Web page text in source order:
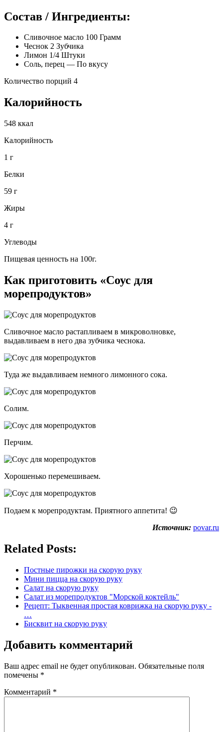
Состав / Ингредиенты:
Сливочное масло 100 Грамм
Чеснок 2 Зубчика
Лимон 1/4 Штуки
Соль, перец — По вкусу
Количество порций 4
Калорийность
548 ккал
Калорийность
1 г
Белки
59 г
Жиры
4 г
Углеводы
Пищевая ценность на 100г.
Как приготовить «Соус для
морепродуктов»
Сливочное масло растапливаем в микроволновке,
выдавливаем в него два зубчика чеснока.
Туда же выдавливаем немного лимонного сока.
Солим.
Перчим.
Хорошенько перемешиваем.
Подаем к морепродуктам. Приятного аппетита! 😉
Источник: povar.ru
Related Posts:
Постные пирожки на скорую руку
Мини пицца на скорую руку
Салат на скорую руку
Салат из морепродуктов "Морской коктейль"
Рецепт: Тыквенная простая коврижка на скорую руку -
…
Бисквит на скорую руку
Добавить комментарий
Ваш адрес email не будет опубликован. Обязательные поля
помечены *
Комментарий *